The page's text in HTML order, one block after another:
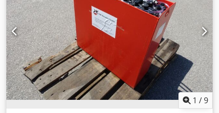
mm Identique à la batterie 24 V 8 PzS 920 La batterie a été
entretenue et testée par une entreprise spécialisée. Test
de capacité (test de décharge C5) : 937/1000 Ah Capacité
restante : 94 % Équipée d’un système de remplissage
Aquamatik (BFS) Équipée de boulons de borne, mais SANS
câble de dérivation. Dedpfx Ahozl Dypeuewa
1 /9